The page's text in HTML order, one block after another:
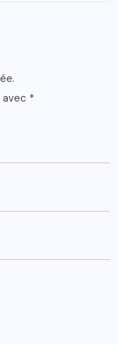
*